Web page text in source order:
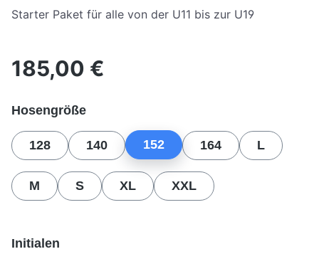
Starter Paket für alle von der U11 bis zur U19
Regulärer Preis:
185,00 €
Hosengrößeauswählen
128 140 152 164 L
M S XL XXL
Initialen